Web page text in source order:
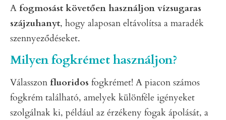
A fogmosást követően használjon vízsugaras
szájzuhanyt, hogy alaposan eltávolítsa a maradék
szennyeződéseket.
Milyen fogkrémet használjon?
Válasszon fluoridos fogkrémet! A piacon számos
fogkrém található, amelyek különféle igényeket
szolgálnak ki, például az érzékeny fogak ápolását, a